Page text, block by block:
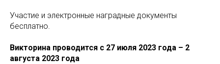
Участие и электронные наградные документы
бесплатно.
Викторина проводится с 27 июля 2023 года – 2
августа 2023 года